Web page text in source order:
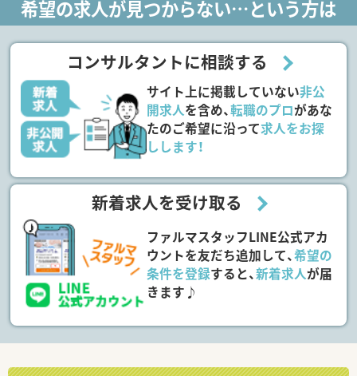
希望の求人が見つからない…という方は
コンサルタントに相談する
サイト上に掲載していない非公
開求人を含め、転職のプロがあな
たのご希望に沿って求人をお探
しします！
新着求人を受け取る
ファルマスタッフLINE公式アカ
ウントを友だち追加して、希望の
条件を登録すると、新着求人が届
きます♪